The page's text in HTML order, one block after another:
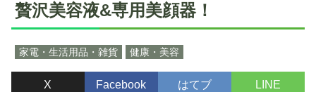
贅沢美容液&専用美顔器！
家電・生活用品・雑貨 健康・美容
X Facebook はてブ LINE